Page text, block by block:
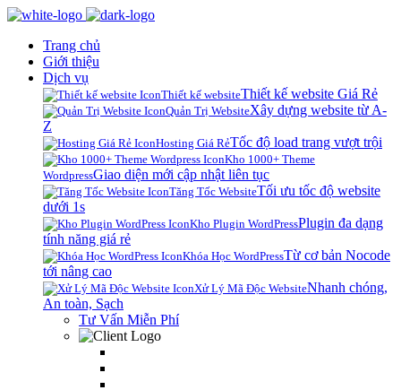
Trang chủ
Giới thiệu
Dịch vụ
Thiết kế websiteThiết kế website Giá Rẻ
Quản Trị WebsiteXây dựng website từ A-
Z
Hosting Giá RẻTốc độ load trang vượt trội
Kho 1000+ Theme
WordpressGiao diện mới cập nhật liên tục
Tăng Tốc WebsiteTối ưu tốc độ website
dưới 1s
Kho Plugin WordPressPlugin đa dạng
tính năng giá rẻ
Khóa Học WordPressTừ cơ bản Nocode
tới nâng cao
Xử Lý Mã Độc WebsiteNhanh chóng,
An toàn, Sạch
Tư Vấn Miễn Phí